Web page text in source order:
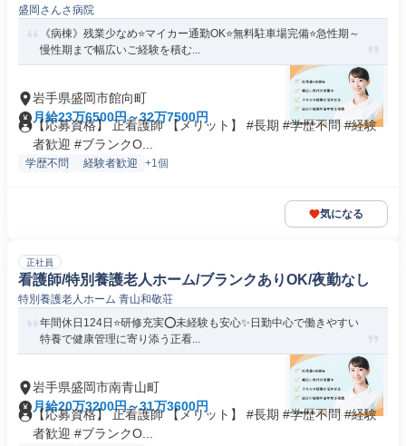
盛岡さんさ病院
《病棟》残業少なめ⭐マイカー通勤OK⭐無料駐車場完備⭐急性期～
慢性期まで幅広いご経験を積む...
岩手県盛岡市館向町
月給23万6500円～32万7500円
【応募資格】 正看護師 【メリット】 #長期 #学歴不問 #経験
者歓迎 #ブランクO...
学歴不問 経験者歓迎 +1個
気になる
正社員
看護師/特別養護老人ホーム/ブランクありOK/夜勤なし
特別養護老人ホーム 青山和敬荘
年間休日124日⭐研修充実⭕未経験も安心✨日勤中心で働きやすい
特養で健康管理に寄り添う正看...
岩手県盛岡市南青山町
月給20万3200円～31万3600円
【応募資格】 正看護師 【メリット】 #長期 #学歴不問 #経験
者歓迎 #ブランクO...